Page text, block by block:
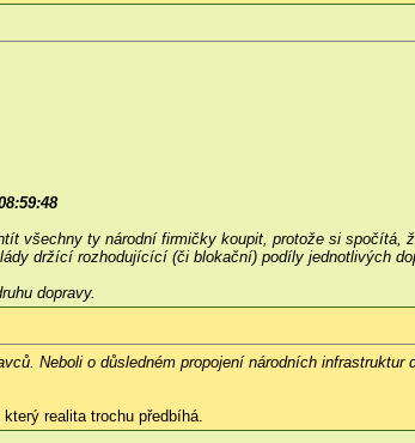
všechny ty národní firmičky koupit, protože si spočítá,
držící rozhodujícící (či blokační) podíly jednotlivých
dopravy.
Neboli o důsledném propojení národních
realita trochu předbíhá.